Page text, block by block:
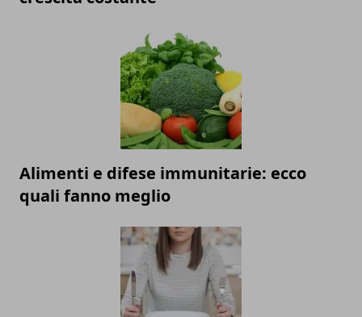
Alimenti e difese immunitarie: ecco
quali fanno meglio